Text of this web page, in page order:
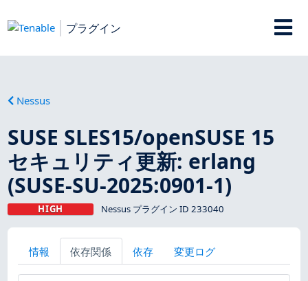
プラグイン
Nessus
SUSE SLES15/openSUSE 15
セキュリティ更新: erlang
(SUSE-SU-2025:0901-1)
HIGH Nessus プラグイン ID 233040
情報 依存関係 依存 変更ログ